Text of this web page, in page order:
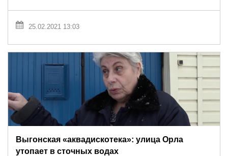
25.02.2021 13:03
Выгонская «аквадискотека»: улица Орла
утопает в сточных водах